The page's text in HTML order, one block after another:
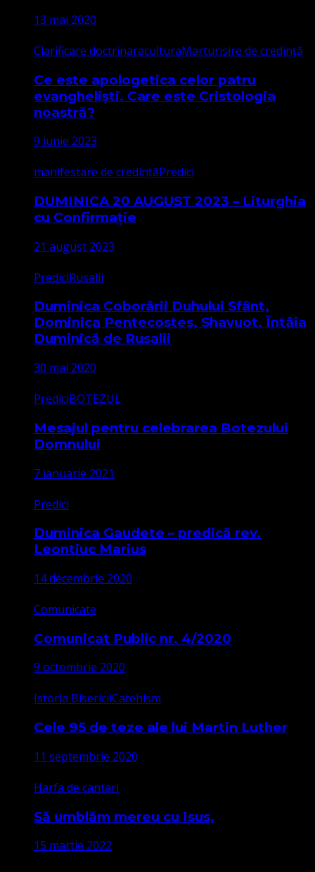
13 mai 2020
Clarificare doctrinaraculturaMarturisire de credință
Ce este apologetica celor patru
evangheliști. Care este Cristologia
noastră?
9 iunie 2023
manifestare de credințăPredici
DUMINICA 20 AUGUST 2023 – Liturghia
cu Confirmație
21 august 2023
PrediciRusalii
Duminica Coborârii Duhului Sfânt,
Dominica Pentecostes, Shavuot. Întâia
Duminică de Rusalii
30 mai 2020
PrediciBOTEZUL
Mesajul pentru celebrarea Botezului
Domnului
7 ianuarie 2021
Predici
Duminica Gaudete – predică rev.
Leontiuc Marius
14 decembrie 2020
Comunicate
Comunicat Public nr. 4/2020
9 octombrie 2020
Istoria BisericiiCatehism
Cele 95 de teze ale lui Martin Luther
11 septembrie 2020
Harfa de cantari
Să umblăm mereu cu Isus,
15 martie 2022